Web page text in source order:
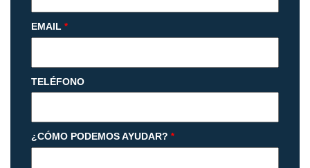
EMAIL *
TELÉFONO
¿CÓMO PODEMOS AYUDAR? *